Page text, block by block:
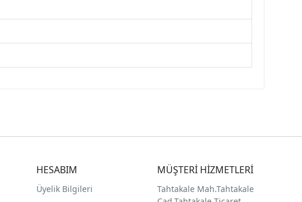
HESABIM
Üyelik Bilgileri
MÜŞTERİ HİZMETLERİ
Tahtakale Mah.Tahtakale